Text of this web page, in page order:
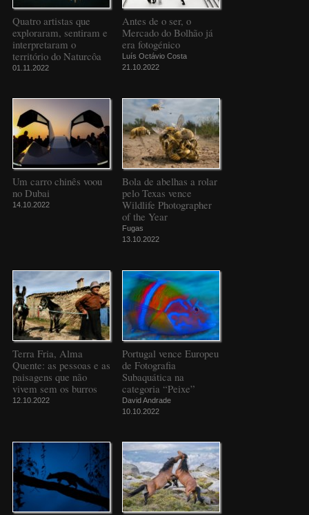
Quatro artistas que
exploraram, sentiram e
interpretaram o
território do Naturcôa
01.11.2022
Antes de o ser, o
Mercado do Bolhão já
era fotogénico
Luís Octávio Costa
21.10.2022
Um carro chinês voou
no Dubai
14.10.2022
Bola de abelhas a rolar
pelo Texas vence
Wildlife Photographer
of the Year
Fugas
13.10.2022
Terra Fria, Alma
Quente: as pessoas e as
paisagens que não
vivem sem os burros
12.10.2022
Portugal vence Europeu
de Fotografia
Subaquática na
categoria “Peixe”
David Andrade
10.10.2022